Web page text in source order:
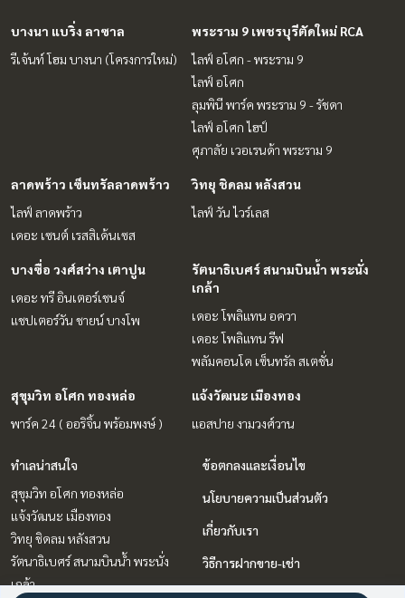
บางนา แบริ่ง ลาซาล
รีเจ้นท์ โฮม บางนา (โครงการใหม่)
พระราม 9 เพชรบุรีตัดใหม่ RCA
ไลฟ์ อโศก - พระราม 9
ไลฟ์ อโศก
ลุมพินี พาร์ค พระราม 9 - รัชดา
ไลฟ์ อโศก ไฮป์
ศุภาลัย เวอเรนด้า พระราม 9
ลาดพร้าว เซ็นทรัลลาดพร้าว
ไลฟ์ ลาดพร้าว
เดอะ เซนต์ เรสสิเด้นเซส
วิทยุ ชิดลม หลังสวน
ไลฟ์ วัน ไวร์เลส
บางซื่อ วงศ์สว่าง เตาปูน
เดอะ ทรี อินเตอร์เชนจ์
แชปเตอร์วัน ชายน์ บางโพ
รัตนาธิเบศร์ สนามบินน้ำ พระนั่ง
เกล้า
เดอะ โพลิแทน อควา
เดอะ โพลิแทน รีฟ
พลัมคอนโด เซ็นทรัล สเตชั่น
สุขุมวิท อโศก ทองหล่อ
พาร์ค 24 ( ออริจิ้น พร้อมพงษ์ )
แจ้งวัฒนะ เมืองทอง
แอสปาย งามวงศ์วาน
ทำเลน่าสนใจ
สุขุมวิท อโศก ทองหล่อ
แจ้งวัฒนะ เมืองทอง
วิทยุ ชิดลม หลังสวน
รัตนาธิเบศร์ สนามบินน้ำ พระนั่ง
เกล้า
ข้อตกลงและเงื่อนไข
นโยบายความเป็นส่วนตัว
เกี่ยวกับเรา
วิธีการฝากขาย-เช่า